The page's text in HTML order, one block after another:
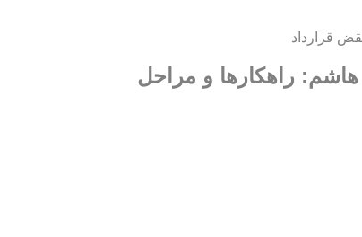
قرارداد
راهکارها و مراحل